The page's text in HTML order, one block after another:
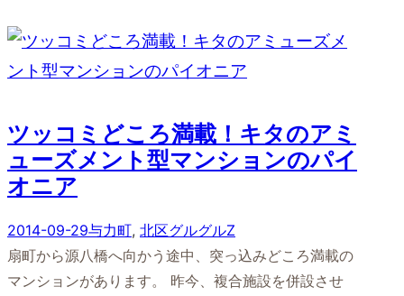
ツッコミどころ満載！キタのアミ
ューズメント型マンションのパイ
オニア
2014-09-29与力町, 北区グルグルZ
扇町から源八橋へ向かう途中、突っ込みどころ満載の
マンションがあります。 昨今、複合施設を併設させ